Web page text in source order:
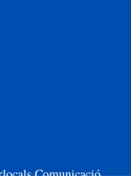
Comunicació.